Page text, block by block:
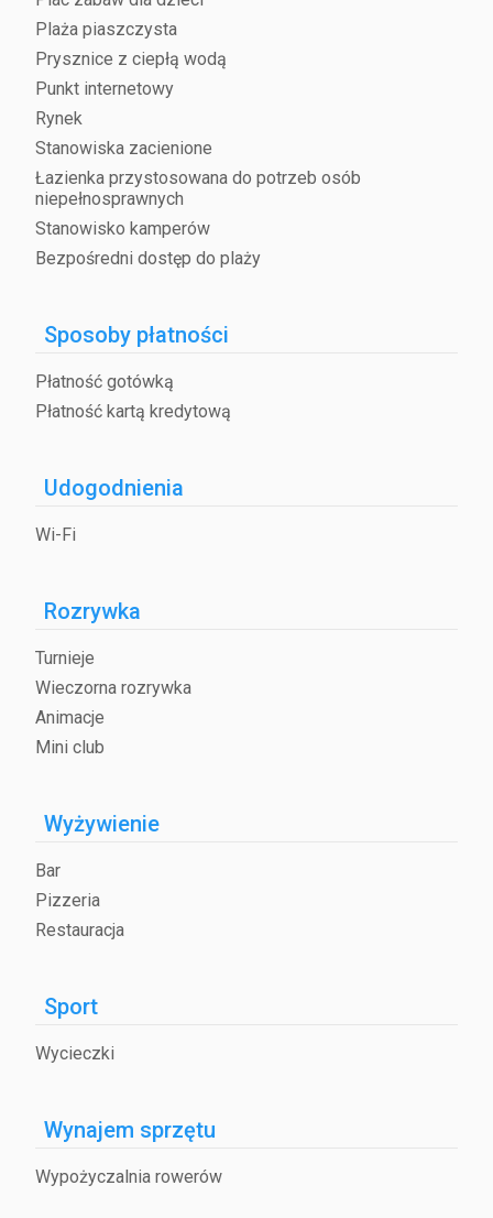
Plaża piaszczysta
Prysznice z ciepłą wodą
Punkt internetowy
Rynek
Stanowiska zacienione
Łazienka przystosowana do potrzeb osób
niepełnosprawnych
Stanowisko kamperów
Bezpośredni dostęp do plaży
Sposoby płatności
Płatność gotówką
Płatność kartą kredytową
Udogodnienia
Wi-Fi
Rozrywka
Turnieje
Wieczorna rozrywka
Animacje
Mini club
Wyżywienie
Bar
Pizzeria
Restauracja
Sport
Wycieczki
Wynajem sprzętu
Wypożyczalnia rowerów